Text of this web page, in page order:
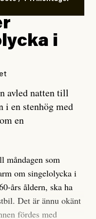
en tant.
”Livet i sig
politiskt”
i
avled natten till
i en stenhög med
en
måndagen som
om singelolycka i
års åldern, ska ha
Det är ännu okänt
fördes med